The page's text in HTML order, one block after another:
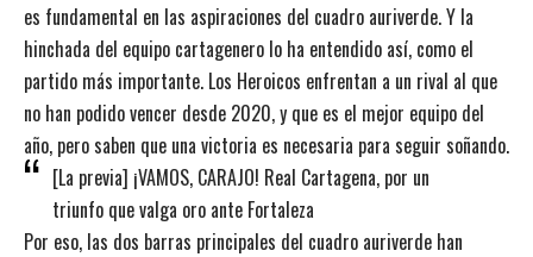
es fundamental en las aspiraciones del cuadro auriverde. Y la
hinchada del equipo cartagenero lo ha entendido así, como el
partido más importante. Los Heroicos enfrentan a un rival al que
no han podido vencer desde 2020, y que es el mejor equipo del
año, pero saben que una victoria es necesaria para seguir soñando.
[La previa] ¡VAMOS, CARAJO! Real Cartagena, por un
triunfo que valga oro ante Fortaleza
Por eso, las dos barras principales del cuadro auriverde han